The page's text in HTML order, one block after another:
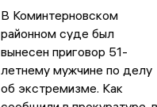
В Коминтерновском
районном суде был
вынесен приговор 51-
летнему мужчине по делу
об экстремизме. Как